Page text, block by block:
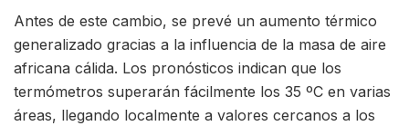
Antes de este cambio, se prevé un aumento térmico
generalizado gracias a la influencia de la masa de aire
africana cálida. Los pronósticos indican que los
termómetros superarán fácilmente los 35 ºC en varias
áreas, llegando localmente a valores cercanos a los